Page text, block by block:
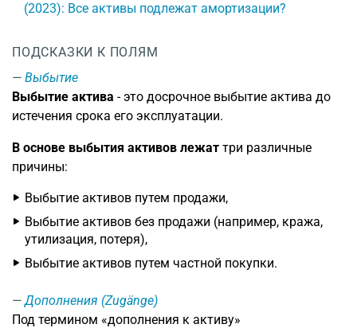
(2023): Все активы подлежат амортизации?
ПОДСКАЗКИ К ПОЛЯМ
Выбытие
Выбытие актива - это досрочное выбытие актива до
истечения срока его эксплуатации.
В основе выбытия активов лежат три различные
причины:
Выбытие активов путем продажи,
Выбытие активов без продажи (например, кража,
утилизация, потеря),
Выбытие активов путем частной покупки.
Дополнения (Zugänge)
Под термином «дополнения к активу»